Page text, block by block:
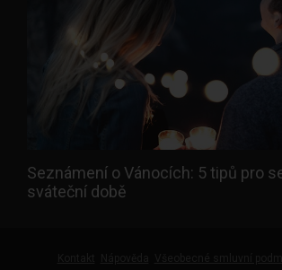
Seznámení o Vánocích: 5 tipů pro
sváteční době